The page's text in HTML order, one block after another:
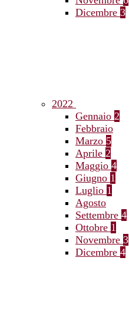
Dicembre 3
2022
Gennaio 2
Febbraio
Marzo 5
Aprile 2
Maggio 4
Giugno 1
Luglio 1
Agosto
Settembre 4
Ottobre 1
Novembre 3
Dicembre 4